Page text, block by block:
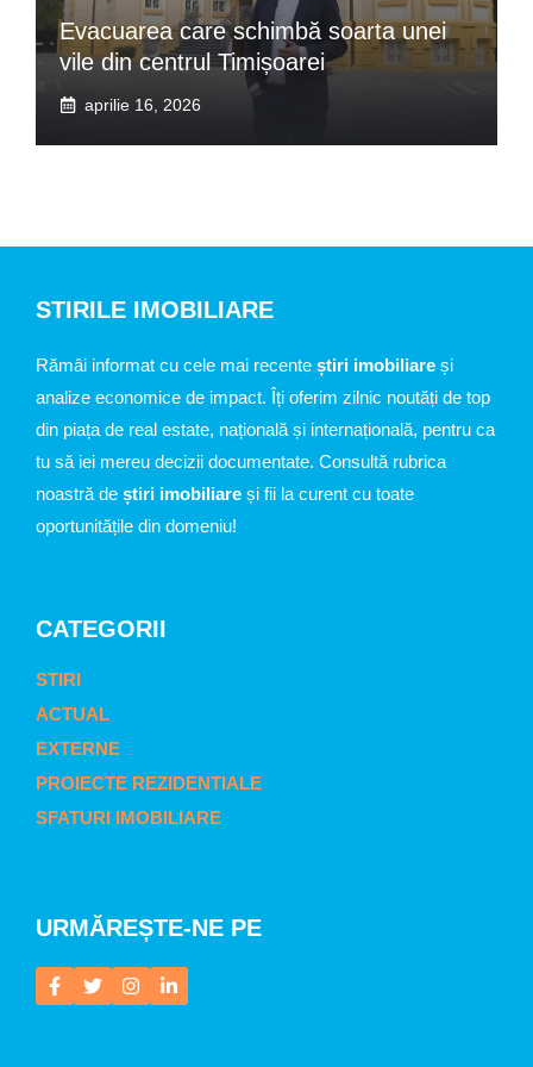
Evacuarea care schimbă soarta unei
vile din centrul Timișoarei
aprilie 16, 2026
STIRILE IMOBILIARE
Rămâi informat cu cele mai recente știri imobiliare și
analize economice de impact. Îți oferim zilnic noutăți de top
din piața de real estate, națională și internațională, pentru ca
tu să iei mereu decizii documentate. Consultă rubrica
noastră de știri imobiliare și fii la curent cu toate
oportunitățile din domeniu!
CATEGORII
STIRI
ACTUAL
EXTERNE
PROIECTE REZIDENTIALE
SFATURI IMOBILIARE
URMĂREȘTE-NE PE